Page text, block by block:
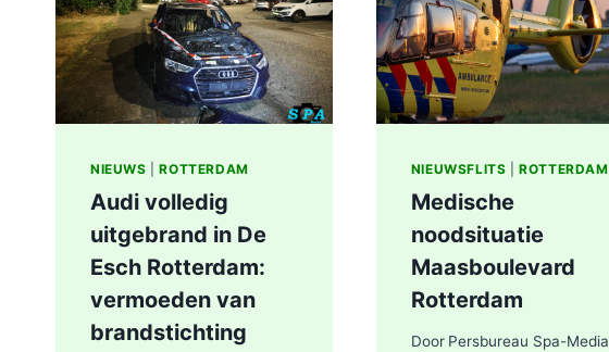
NIEUWS |ROTTERDAM
Audi volledig
uitgebrand in De
Esch Rotterdam:
vermoeden van
brandstichting
NIEUWSFLITS |ROTTERDAM
Medische
noodsituatie
Maasboulevard
Rotterdam
Door Persbureau Spa-Media